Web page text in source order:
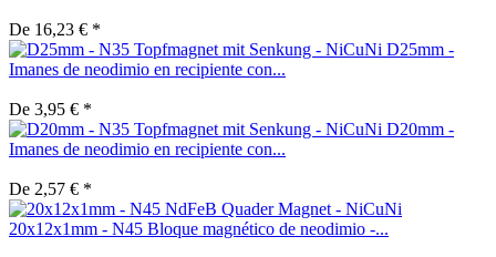
De 16,23 € *
D25mm -
Imanes de neodimio en recipiente con...
De 3,95 € *
D20mm -
Imanes de neodimio en recipiente con...
De 2,57 € *
20x12x1mm - N45 Bloque magnético de neodimio -...